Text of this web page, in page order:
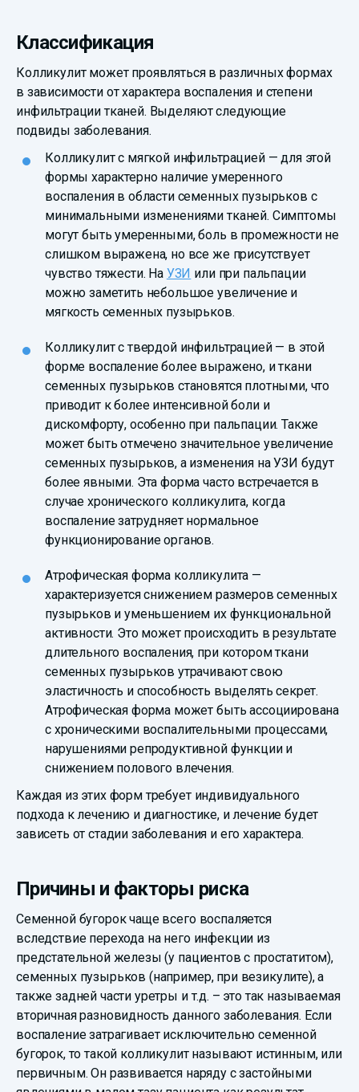
Классификация
Колликулит может проявляться в различных формах
в зависимости от характера воспаления и степени
инфильтрации тканей. Выделяют следующие
подвиды заболевания.
Колликулит с мягкой инфильтрацией — для этой
формы характерно наличие умеренного
воспаления в области семенных пузырьков с
минимальными изменениями тканей. Симптомы
могут быть умеренными, боль в промежности не
слишком выражена, но все же присутствует
чувство тяжести. На УЗИ или при пальпации
можно заметить небольшое увеличение и
мягкость семенных пузырьков.
Колликулит с твердой инфильтрацией — в этой
форме воспаление более выражено, и ткани
семенных пузырьков становятся плотными, что
приводит к более интенсивной боли и
дискомфорту, особенно при пальпации. Также
может быть отмечено значительное увеличение
семенных пузырьков, а изменения на УЗИ будут
более явными. Эта форма часто встречается в
случае хронического колликулита, когда
воспаление затрудняет нормальное
функционирование органов.
Атрофическая форма колликулита —
характеризуется снижением размеров семенных
пузырьков и уменьшением их функциональной
активности. Это может происходить в результате
длительного воспаления, при котором ткани
семенных пузырьков утрачивают свою
эластичность и способность выделять секрет.
Атрофическая форма может быть ассоциирована
с хроническими воспалительными процессами,
нарушениями репродуктивной функции и
снижением полового влечения.
Каждая из этих форм требует индивидуального
подхода к лечению и диагностике, и лечение будет
зависеть от стадии заболевания и его характера.
Причины и факторы риска
Семенной бугорок чаще всего воспаляется
вследствие перехода на него инфекции из
предстательной железы (у пациентов с простатитом),
семенных пузырьков (например, при везикулите), а
также задней части уретры и т.д. – это так называемая
вторичная разновидность данного заболевания. Если
воспаление затрагивает исключительно семенной
бугорок, то такой колликулит называют истинным, или
первичным. Он развивается наряду с застойными